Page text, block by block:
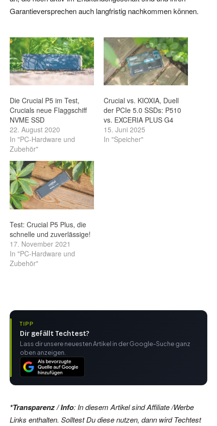
Garantieversprechen auch langfristig nachkommen können.
Die Crucial P5 im Test,
Crucials neue Flaggschiff
NVME SSD
22. August 2020
In "PC-Hardware und
Zubehör"
Crucial vs. KIOXIA, Duell
der PCIe 5.0 SSDs: P510
vs. EXCERIA PLUS G4
15. Juni 2025
In "Speicher"
Test: Crucial P5 Plus, die
schnelle und zuverlässige!
17. November 2021
In "PC-Hardware und
Zubehör"
TIPP
Dir gefällt Techtest?
Lass dir unsere neuesten Artikel in der Google-Suche ganz
oben anzeigen.
*Transparenz / Info: In diesem Artikel sind Affiliate /Werbe
Links enthalten. Solltest Du diese nutzen, dann wird Techtest